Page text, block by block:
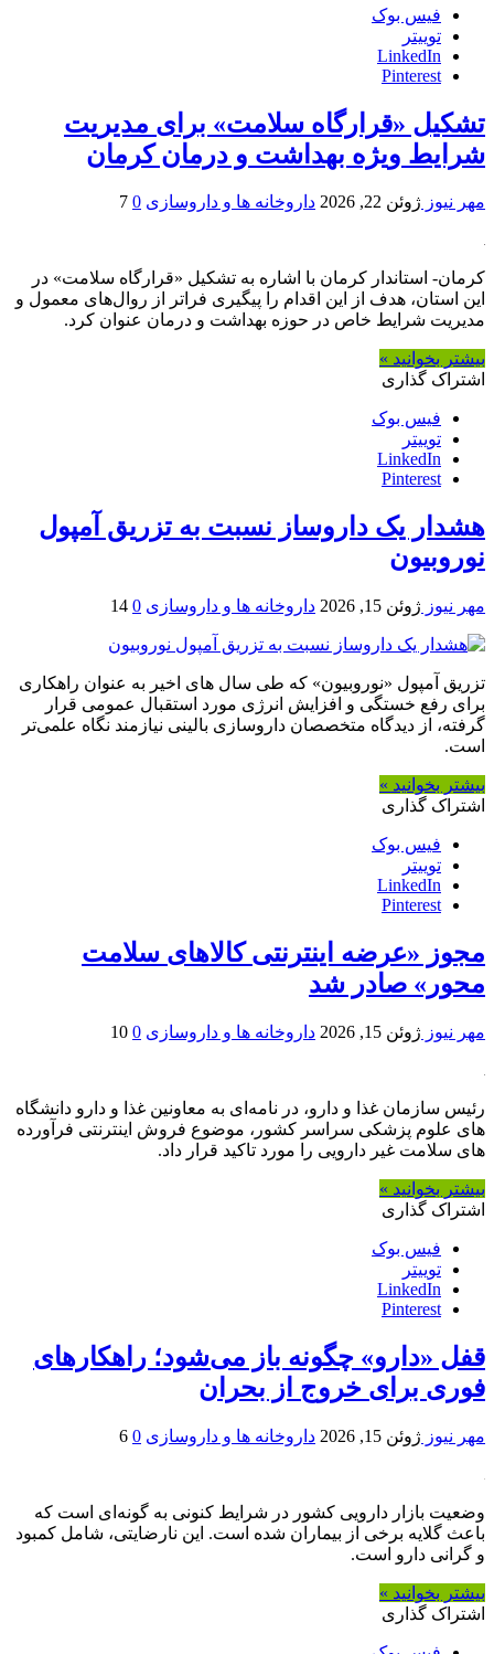
فیس بوک
توییتر
LinkedIn
Pinterest
تشکیل «قرارگاه سلامت» برای مدیریت
شرایط ویژه بهداشت و درمان کرمان
مهر نیوز ژوئن 22, 2026 داروخانه ها و داروسازی 0
7
کرمان- استاندار کرمان با اشاره به تشکیل «قرارگاه سلامت» در
این استان، هدف از این اقدام را پیگیری فراتر از روال‌های معمول و
مدیریت شرایط خاص در حوزه بهداشت و درمان عنوان کرد.
بیشتر بخوانید »
اشتراک گذاری
فیس بوک
توییتر
LinkedIn
Pinterest
هشدار یک داروساز نسبت به تزریق آمپول
نوروبیون
مهر نیوز ژوئن 15, 2026 داروخانه ها و داروسازی 0
14
تزریق آمپول «نوروبیون» که طی سال های اخیر به عنوان راهکاری
برای رفع خستگی و افزایش انرژی مورد استقبال عمومی قرار
گرفته، از دیدگاه متخصصان داروسازی بالینی نیازمند نگاه علمی‌تر
است.
بیشتر بخوانید »
اشتراک گذاری
فیس بوک
توییتر
LinkedIn
Pinterest
مجوز «عرضه اینترنتی کالاهای سلامت
محور» صادر شد
مهر نیوز ژوئن 15, 2026 داروخانه ها و داروسازی 0
10
رئیس سازمان غذا و دارو، در نامه‌ای به معاونین غذا و دارو دانشگاه
های علوم پزشکی سراسر کشور، موضوع فروش اینترنتی فرآورده
های سلامت غیر دارویی را مورد تاکید قرار داد.
بیشتر بخوانید »
اشتراک گذاری
فیس بوک
توییتر
LinkedIn
Pinterest
قفل «دارو» چگونه باز می‌شود؛ راهکارهای
فوری برای خروج از بحران
مهر نیوز ژوئن 15, 2026 داروخانه ها و داروسازی 0
6
وضعیت بازار دارویی کشور در شرایط کنونی به گونه‌ای است که
باعث گلایه برخی از بیماران شده است. این نارضایتی، شامل کمبود
و گرانی دارو است.
بیشتر بخوانید »
اشتراک گذاری